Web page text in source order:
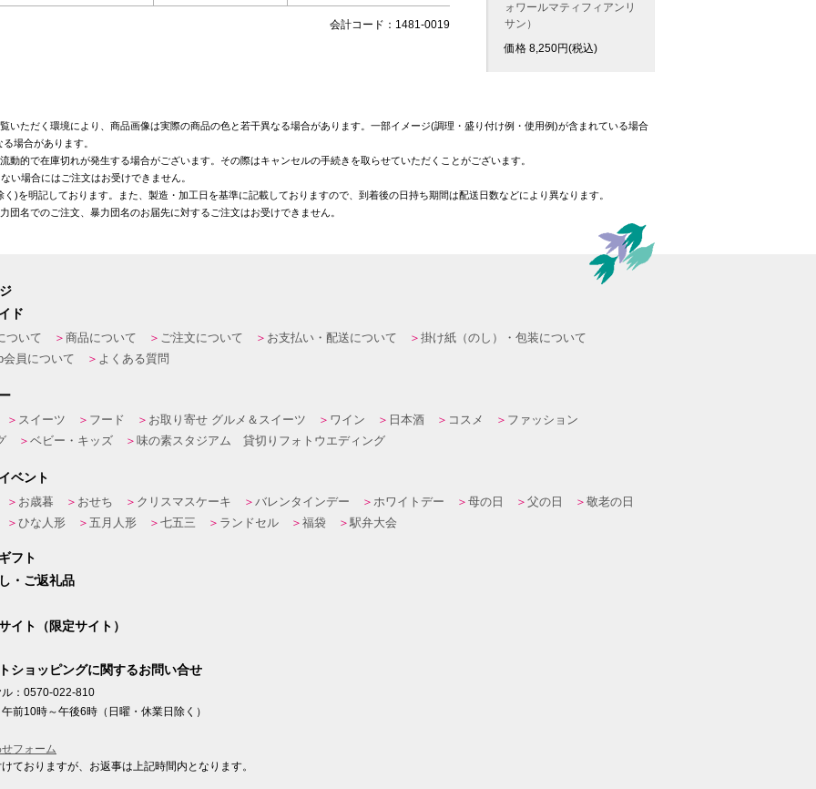
会計コード：1481-0019
ォワールマティフィアンリ
サン）
価格 8,250円(税込)
いただく環境により、商品画像は実際の商品の色と若干異なる場合があります。一部イメージ(調理・盛り付け例・使用例)が含まれている場合
場合があります。
動的で在庫切れが発生する場合がございます。その際はキャンセルの手続きを取らせていただくことがございます。
い場合にはご注文はお受けできません。
)を明記しております。また、製造・加工日を基準に記載しておりますので、到着後の日持ち期間は配送日数などにより異なります。
団名でのご注文、暴力団名のお届先に対するご注文はお受けできません。
ド
ついて 商品について ご注文について お支払い・配送について
掛け紙（のし）・包装について
会員について
よくある質問
スイーツ フード お取り寄せ グルメ＆スイーツ ワイン 日本酒 コスメ
ファッション
ベビー・キッズ 味の素スタジアム 貸切りフォトウエディング
ベント
お歳暮 おせち クリスマスケーキ バレンタインデー ホワイトデー 母の日 父の日
敬老の日
ひな人形 五月人形 七五三 ランドセル 福袋 駅弁大会
フト
・ご返礼品
イト（限定サイト）
ショッピングに関するお問い合せ
：0570-022-810
前10時～午後6時（日曜・休業日除く）
フォーム
ておりますが、お返事は上記時間内となります。